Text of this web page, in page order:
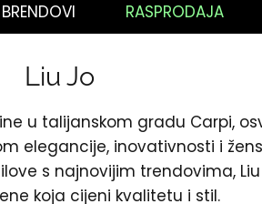
BRENDOVI RASPRODAJA
Liu Jo
u talijanskom gradu Carpi,
elegancije, inovativnosti i
s najnovijim trendovima,
koja cijeni kvalitetu i stil.